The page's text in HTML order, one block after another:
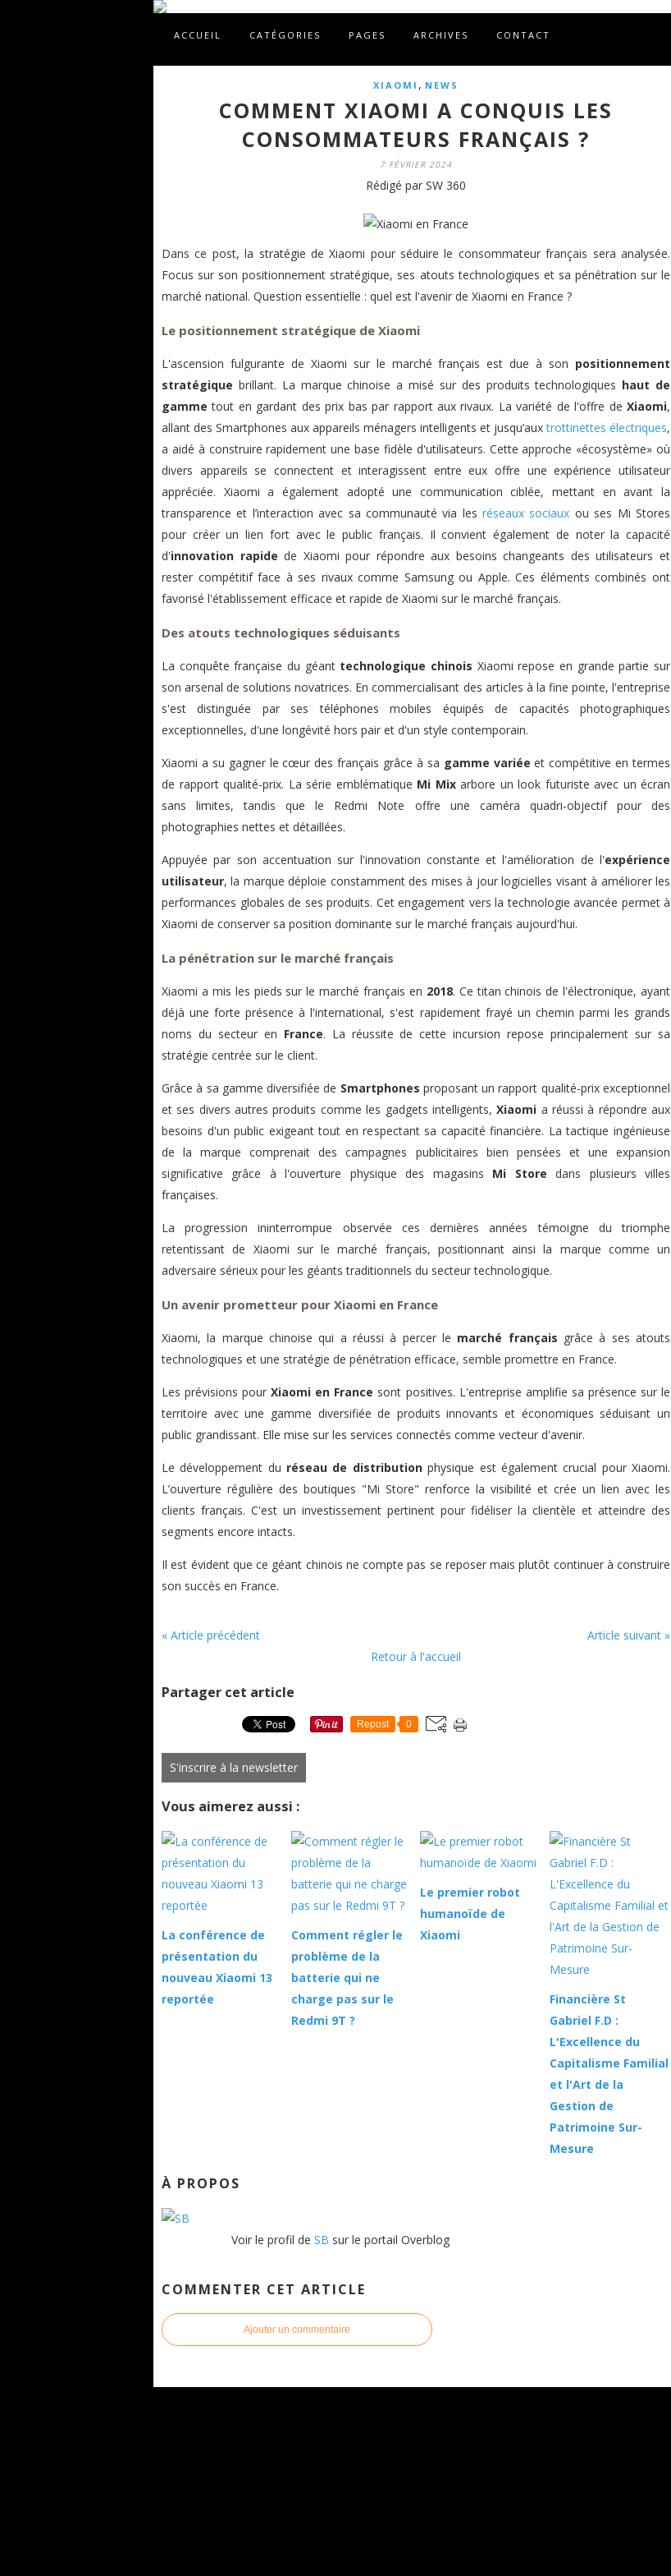
ACCUEIL CATÉGORIES PAGES ARCHIVES CONTACT
XIAOMI , NEWS
COMMENT XIAOMI A CONQUIS LES
CONSOMMATEURS FRANÇAIS ?
7 FÉVRIER 2024
Rédigé par SW 360
Dans ce post, la stratégie de Xiaomi pour séduire le consommateur français sera analysée.
Focus sur son positionnement stratégique, ses atouts technologiques et sa pénétration sur le
marché national. Question essentielle : quel est l'avenir de Xiaomi en France ?
Le positionnement stratégique de Xiaomi
L'ascension fulgurante de Xiaomi sur le marché français est due à son positionnement
stratégique brillant. La marque chinoise a misé sur des produits technologiques haut de
gamme tout en gardant des prix bas par rapport aux rivaux. La variété de l'offre de Xiaomi,
allant des Smartphones aux appareils ménagers intelligents et jusqu’auxtrottinettes électriques,
a aidé à construire rapidement une base fidèle d'utilisateurs. Cette approche «écosystème» où
divers appareils se connectent et interagissent entre eux offre une expérience utilisateur
appréciée. Xiaomi a également adopté une communication ciblée, mettant en avant la
transparence et l’interaction avec sa communauté via lesréseaux sociaux ou ses Mi Stores
pour créer un lien fort avec le public français. Il convient également de noter la capacité
d'innovation rapide de Xiaomi pour répondre aux besoins changeants des utilisateurs et
rester compétitif face à ses rivaux comme Samsung ou Apple. Ces éléments combinés ont
favorisé l'établissement efficace et rapide de Xiaomi sur le marché français.
Des atouts technologiques séduisants
La conquête française du géant technologique chinois Xiaomi repose en grande partie sur
son arsenal de solutions novatrices. En commercialisant des articles à la fine pointe, l'entreprise
s'est distinguée par ses téléphones mobiles équipés de capacités photographiques
exceptionnelles, d'une longévité hors pair et d'un style contemporain.
Xiaomi a su gagner le cœur des français grâce à sa gamme variée et compétitive en termes
de rapport qualité-prix. La série emblématique Mi Mixarbore un look futuriste avec un écran
sans limites, tandis que le Redmi Note offre une caméra quadri-objectif pour des
photographies nettes et détaillées.
Appuyée par son accentuation sur l'innovation constante et l'amélioration de l'expérience
utilisateur, la marque déploie constamment des mises à jour logicielles visant à améliorer les
performances globales de ses produits. Cet engagement vers la technologie avancée permet à
Xiaomi de conserver sa position dominante sur le marché français aujourd'hui.
La pénétration sur le marché français
Xiaomi a mis les pieds sur le marché français en 2018. Ce titan chinois de l'électronique, ayant
déjà une forte présence à l'international, s'est rapidement frayé un chemin parmi les grands
noms du secteur en France. La réussite de cette incursion repose principalement sur sa
stratégie centrée sur le client.
Grâce à sa gamme diversifiée de Smartphones proposant un rapport qualité-prix exceptionnel
et ses divers autres produits comme les gadgets intelligents,Xiaomi a réussi à répondre aux
besoins d'un public exigeant tout en respectant sa capacité financière. La tactique ingénieuse
de la marque comprenait des campagnes publicitaires bien pensées et une expansion
significative grâce à l'ouverture physique des magasins Mi Store dans plusieurs villes
françaises.
La progression ininterrompue observée ces dernières années témoigne du triomphe
retentissant de Xiaomi sur le marché français, positionnant ainsi la marque comme un
adversaire sérieux pour les géants traditionnels du secteur technologique.
Un avenir prometteur pour Xiaomi en France
Xiaomi, la marque chinoise qui a réussi à percer le marché français grâce à ses atouts
technologiques et une stratégie de pénétration efficace, semble promettre en France.
Les prévisions pourXiaomi en France sont positives. L'entreprise amplifie sa présence sur le
territoire avec une gamme diversifiée de produits innovants et économiques séduisant un
public grandissant. Elle mise sur les services connectés comme vecteur d'avenir.
Le développement du réseau de distributionphysique est également crucial pour Xiaomi.
L’ouverture régulière des boutiques "Mi Store" renforce la visibilité et crée un lien avec les
clients français. C'est un investissement pertinent pour fidéliser la clientèle et atteindre des
segments encore intacts.
Il est évident que ce géant chinois ne compte pas se reposer mais plutôt continuer à construire
son succès en France.
« Article précédent
Article suivant »
Retour à l'accueil
Partager cet article
Repost 0
S'inscrire à la newsletter
Vous aimerez aussi :
La conférence de
présentation du
nouveau Xiaomi 13
reportée
Comment régler le
problème de la
batterie qui ne
charge pas sur le
Redmi 9T ?
Le premier robot
humanoïde de
Xiaomi
Financière St
Gabriel F.D :
L'Excellence du
Capitalisme Familial
et l'Art de la
Gestion de
Patrimoine Sur-
Mesure
À PROPOS
Voir le profil de SB sur le portail Overblog
COMMENTER CET ARTICLE
Ajouter un commentaire